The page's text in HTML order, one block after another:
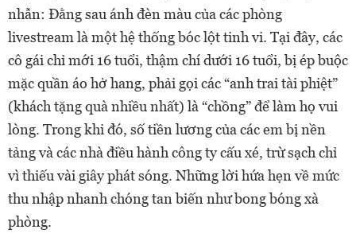
nhẫn: Đằng sau ánh đèn màu của các phòng
livestream là một hệ thống bóc lột tinh vi. Tại đây, các
cô gái chỉ mới 16 tuổi, thậm chí dưới 16 tuổi, bị ép buộc
mặc quần áo hở hang, phải gọi các “anh trai tài phiệt”
(khách tặng quà nhiều nhất) là “chồng” để làm họ vui
lòng. Trong khi đó, số tiền lương của các em bị nền
tảng và các nhà điều hành công ty cấu xé, trừ sạch chỉ
vì thiếu vài giây phát sóng. Những lời hứa hẹn về mức
thu nhập nhanh chóng tan biến như bong bóng xà
phòng.